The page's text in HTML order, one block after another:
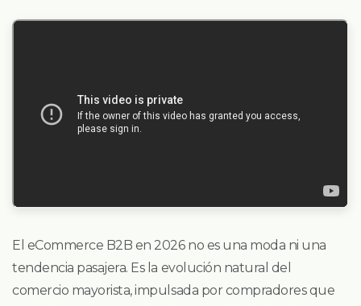
El eCommerce B2B en 2026 no es una moda ni una
tendencia pasajera. Es la evolución natural del
comercio mayorista, impulsada por compradores que